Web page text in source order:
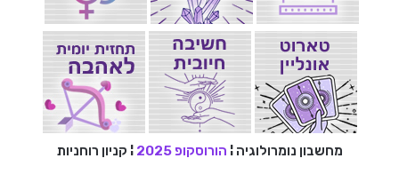
מחשבון נומרולוגיה ¦ הורוסקופ 2025 ¦ קניון רוחניות